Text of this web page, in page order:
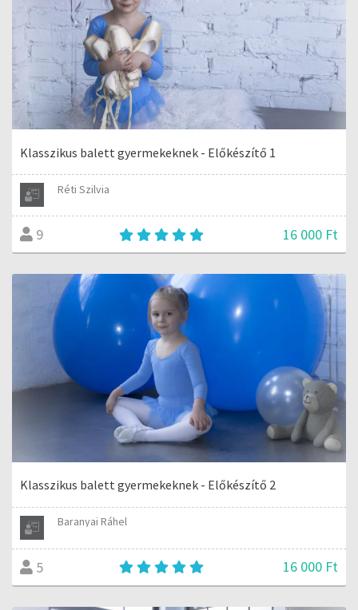
Klasszikus balett gyermekeknek - Előkészítő 1
Réti Szilvia
9 16 000 Ft
Klasszikus balett gyermekeknek - Előkészítő 2
Baranyai Ráhel
5 16 000 Ft